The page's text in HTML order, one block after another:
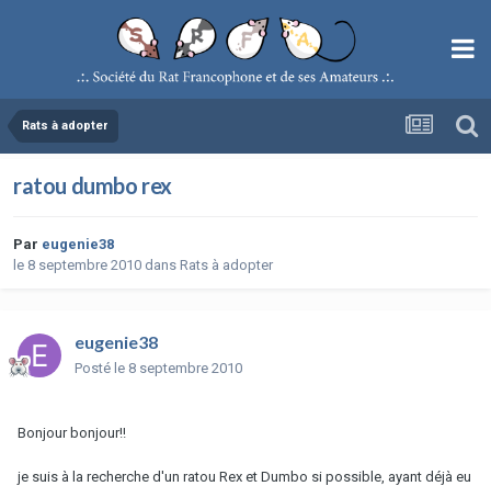
Rats à adopter
ratou dumbo rex
Par eugenie38
le 8 septembre 2010 dans Rats à adopter
eugenie38
Posté le 8 septembre 2010
Bonjour bonjour!!
je suis à la recherche d'un ratou Rex et Dumbo si possible, ayant déjà eu